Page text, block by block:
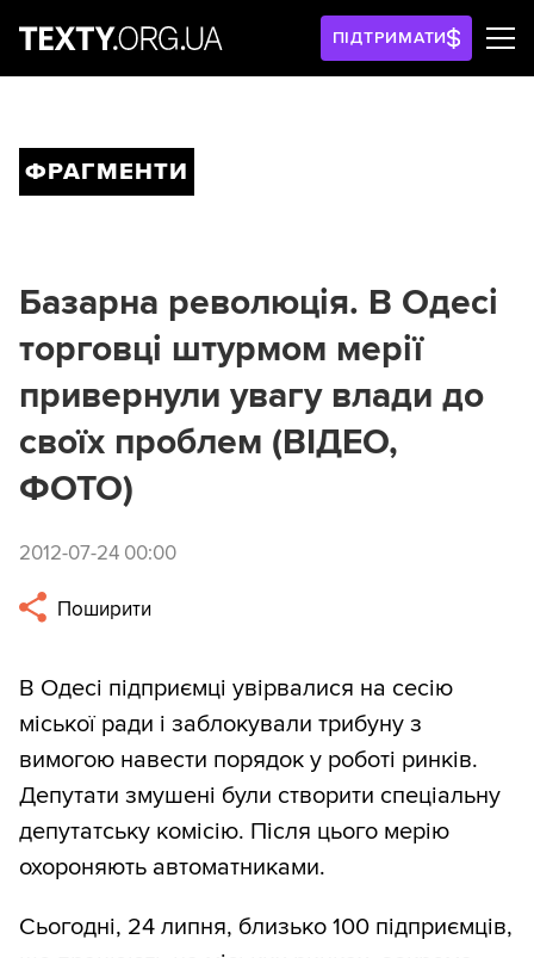
ПІДТРИМАТИ
ФРАГМЕНТИ
Базарна революція. В Одесі
торговці штурмом мерії
привернули увагу влади до
своїх проблем (ВІДЕО,
ФОТО)
2012-07-24 00:00
Поширити
В Одесі підприємці увірвалися на сесію
міської ради і заблокували трибуну з
вимогою навести порядок у роботі ринків.
Депутати змушені були створити спеціальну
депутатську комісію. Після цього мерію
охороняють автоматниками.
Сьогодні, 24 липня, близько 100 підприємців,